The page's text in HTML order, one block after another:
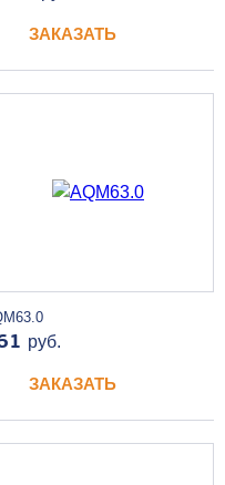
ЗАКАЗАТЬ
руб.
ЗАКАЗАТЬ